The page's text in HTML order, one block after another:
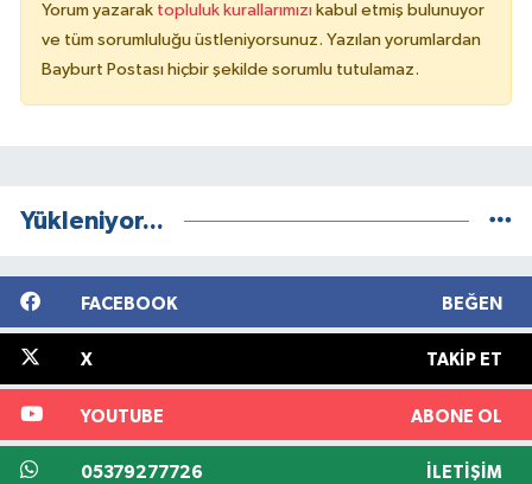
Yorum yazarak topluluk kurallarımızı kabul etmiş bulunuyor
ve tüm sorumluluğu üstleniyorsunuz. Yazılan yorumlardan
Bayburt Postası hiçbir şekilde sorumlu tutulamaz.
Yükleniyor...
FACEBOOK BEĞEN
X TAKIP ET
YOUTUBE ABONE OL
05379277726 İLETIŞIM